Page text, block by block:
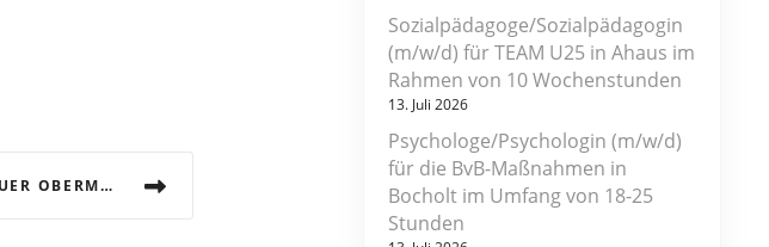
BERNHARD SEGGEWIES IST NEUER OBERMEISTER DER DACHDECKER-INNUNG BORKEN-BOCHOLT
Sozialpädagoge/Sozialpädagogin
(m/w/d) für TEAM U25 in Ahaus im
Rahmen von 10 Wochenstunden
13. Juli 2026
Psychologe/Psychologin (m/w/d)
für die BvB-Maßnahmen in
Bocholt im Umfang von 18-25
Stunden